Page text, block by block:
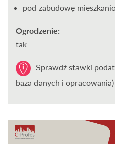
pod zabudowę
Ogrodzenie:
tak
Sprawdź stawki
baza danych i opracowania)